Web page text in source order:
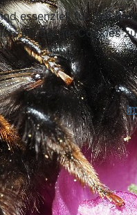
essenziell für den
ob Sie die Cookies